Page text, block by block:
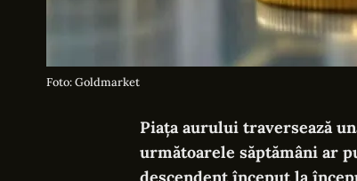
Foto: Goldmarket
Piața aurului traversează
următoarele săptămâni ar